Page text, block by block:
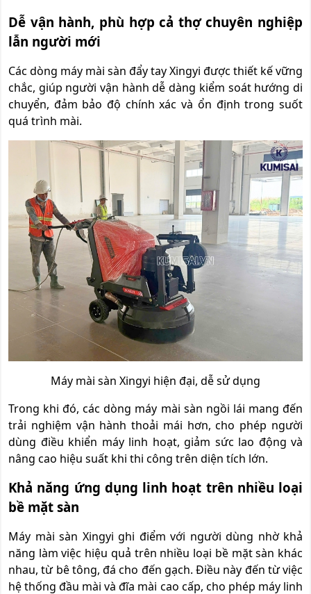
Dễ vận hành, phù hợp cả thợ chuyên nghiệp
lẫn người mới
Các dòng máy mài sàn đẩy tay Xingyi được thiết kế vững
chắc, giúp người vận hành dễ dàng kiểm soát hướng di
chuyển, đảm bảo độ chính xác và ổn định trong suốt
quá trình mài.
Máy mài sàn Xingyi hiện đại, dễ sử dụng
Trong khi đó, các dòng máy mài sàn ngồi lái mang đến
trải nghiệm vận hành thoải mái hơn, cho phép người
dùng điều khiển máy linh hoạt, giảm sức lao động và
nâng cao hiệu suất khi thi công trên diện tích lớn.
Khả năng ứng dụng linh hoạt trên nhiều loại
bề mặt sàn
Máy mài sàn Xingyi ghi điểm với người dùng nhờ khả
năng làm việc hiệu quả trên nhiều loại bề mặt sàn khác
nhau, từ bê tông, đá cho đến gạch. Điều này đến từ việc
hệ thống đầu mài và đĩa mài cao cấp, cho phép máy linh